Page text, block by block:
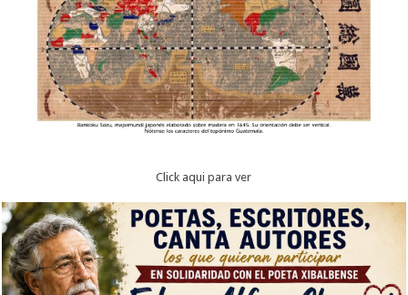
Click aqui para ver